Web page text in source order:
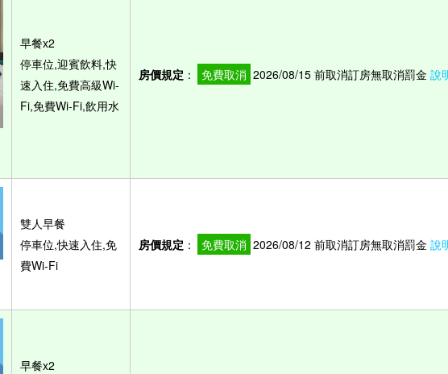
早餐x2
停車位,迎賓飲料,快
速入住,免費高級Wi-
Fi,免費Wi-Fi,飲用水
房價規定 ： 免費取消 2026/08/15 前取消訂房無取消罰金 說
雙人早餐
停車位,快速入住,免
費Wi-Fi
房價規定 ： 免費取消 2026/08/12 前取消訂房無取消罰金 說
早餐x2